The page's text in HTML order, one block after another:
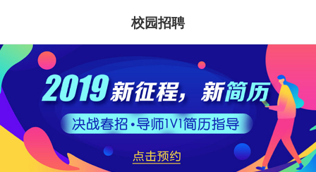
校园招聘